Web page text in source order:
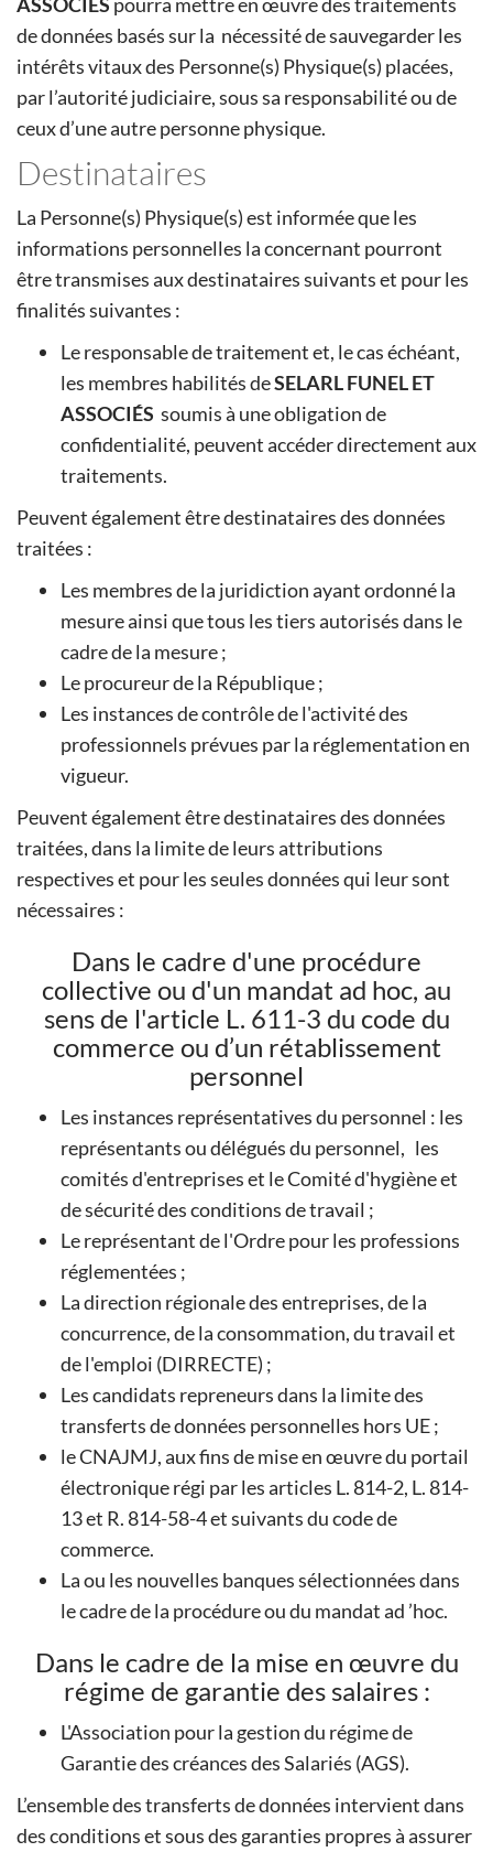
de données basés sur la nécessité de sauvegarder les
intérêts vitaux des Personne(s) Physique(s) placées,
par l’autorité judiciaire, sous sa responsabilité ou de
ceux d’une autre personne physique.
Destinataires
La Personne(s) Physique(s) est informée que les
informations personnelles la concernant pourront
être transmises aux destinataires suivants et pour les
finalités suivantes :
Le responsable de traitement et, le cas échéant,
les membres habilités deSELARL FUNEL ET
ASSOCIÉS soumis à une obligation de
confidentialité, peuvent accéder directement aux
traitements.
Peuvent également être destinataires des données
traitées :
Les membres de la juridiction ayant ordonné la
mesure ainsi que tous les tiers autorisés dans le
cadre de la mesure ;
Le procureur de la République ;
Les instances de contrôle de l'activité des
professionnels prévues par la réglementation en
vigueur.
Peuvent également être destinataires des données
traitées, dans la limite de leurs attributions
respectives et pour les seules données qui leur sont
nécessaires :
Dans le cadre d'une procédure
collective ou d'un mandat ad hoc, au
sens de l'article L. 611-3 du code du
commerce ou d’un rétablissement
personnel
Les instances représentatives du personnel : les
représentants ou délégués du personnel, les
comités d'entreprises et le Comité d'hygiène et
de sécurité des conditions de travail ;
Le représentant de l'Ordre pour les professions
réglementées ;
La direction régionale des entreprises, de la
concurrence, de la consommation, du travail et
de l'emploi (DIRRECTE) ;
Les candidats repreneurs dans la limite des
transferts de données personnelles hors UE ;
le CNAJMJ, aux fins de mise en œuvre du portail
électronique régi par les articles L. 814-2, L. 814-
13 et R. 814-58-4 et suivants du code de
commerce.
La ou les nouvelles banques sélectionnées dans
le cadre de la procédure ou du mandat ad ’hoc.
Dans le cadre de la mise en œuvre du
régime de garantie des salaires :
L'Association pour la gestion du régime de
Garantie des créances des Salariés (AGS).
L’ensemble des transferts de données intervient dans
des conditions et sous des garanties propres à assurer